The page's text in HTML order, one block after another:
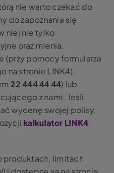
nie warto czekać do
do zapoznania się
niej nie tylko
oraz mienia.
(przy pomocy formularza
na stronie LINK4),
22 444 44 44) lub
z nami. Jeśli
wycenę swojej polisy,
kalkulator LINK4.
produktach, limitach